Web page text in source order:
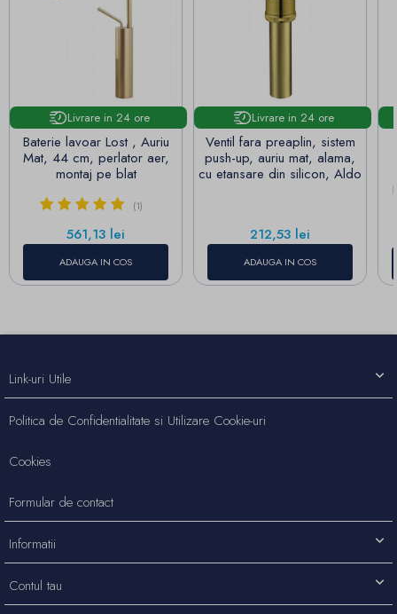
Livrare in 24 ore
Baterie lavoar Lost , Auriu
Mat, 44 cm, perlator aer,
montaj pe blat
(1)
Pret
561,13 lei
ADAUGA IN COS
Livrare in 24 ore
Ventil fara preaplin, sistem
push-up, auriu mat, alama,
cu etansare din silicon, Aldo
Pret
212,53 lei
ADAUGA IN COS
Link-uri Utile
Politica de Confidentialitate si Utilizare Cookie-uri
Cookies
Formular de contact
Informatii
Contul tau